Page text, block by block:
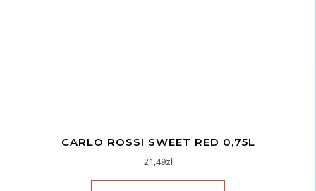
CARLO ROSSI SWEET RED 0,75L
21,49zł